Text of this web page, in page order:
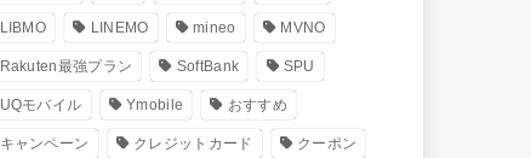
LIBMO LINEMO mineo MVNO
Rakuten最強プラン SoftBank SPU
UQモバイル Ymobile おすすめ
キャンペーン クレジットカード クーポン